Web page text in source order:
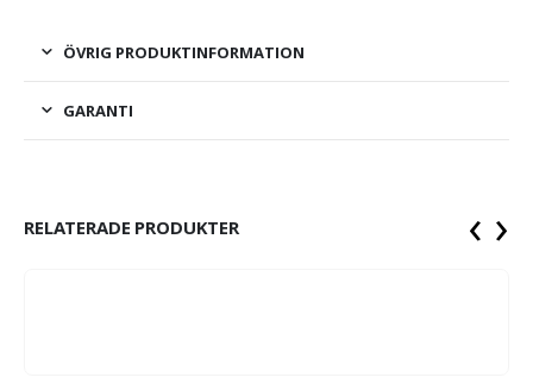
ÖVRIG PRODUKTINFORMATION
GARANTI
RELATERADE PRODUKTER ‹ ›